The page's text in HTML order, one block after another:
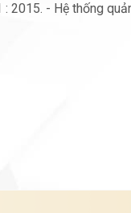
: 2015. - Hệ thống